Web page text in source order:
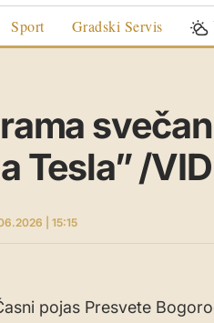
Sport Gradski Servis
Tesla” /
| 15:15
pojas Presvete